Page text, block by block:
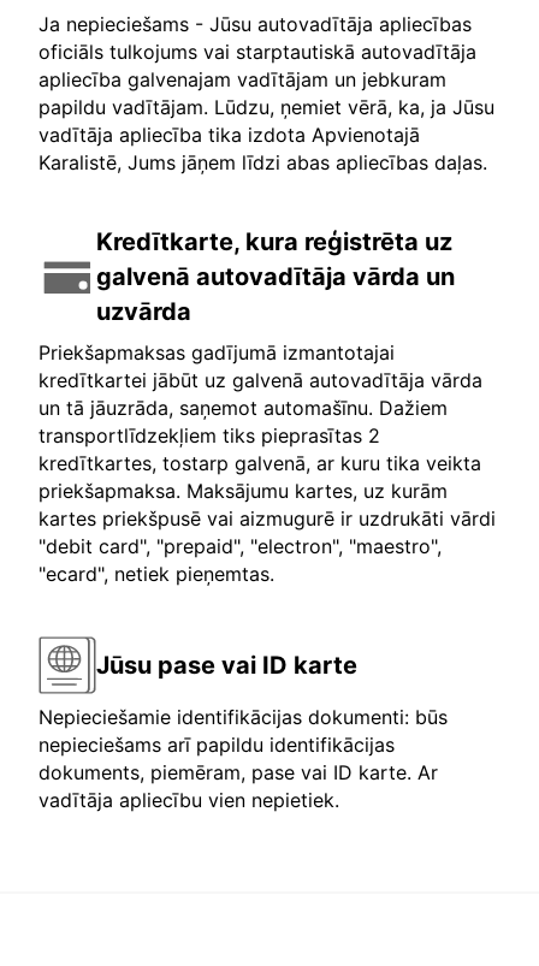
Ja nepieciešams - Jūsu autovadītāja apliecības
oficiāls tulkojums vai starptautiskā autovadītāja
apliecība galvenajam vadītājam un jebkuram
papildu vadītājam. Lūdzu, ņemiet vērā, ka, ja Jūsu
vadītāja apliecība tika izdota Apvienotajā
Karalistē, Jums jāņem līdzi abas apliecības daļas.
Kredītkarte, kura reģistrēta uz
galvenā autovadītāja vārda un
uzvārda
Priekšapmaksas gadījumā izmantotajai
kredītkartei jābūt uz galvenā autovadītāja vārda
un tā jāuzrāda, saņemot automašīnu. Dažiem
transportlīdzekļiem tiks pieprasītas 2
kredītkartes, tostarp galvenā, ar kuru tika veikta
priekšapmaksa. Maksājumu kartes, uz kurām
kartes priekšpusē vai aizmugurē ir uzdrukāti vārdi
"debit card", "prepaid", "electron", "maestro",
"ecard", netiek pieņemtas.
Jūsu pase vai ID karte
Nepieciešamie identifikācijas dokumenti: būs
nepieciešams arī papildu identifikācijas
dokuments, piemēram, pase vai ID karte. Ar
vadītāja apliecību vien nepietiek.